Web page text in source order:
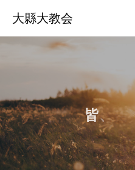
大縣大教会
皆、吉